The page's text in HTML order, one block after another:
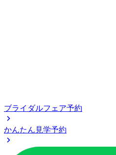
ブライダルフェア予約
かんたん見学予約